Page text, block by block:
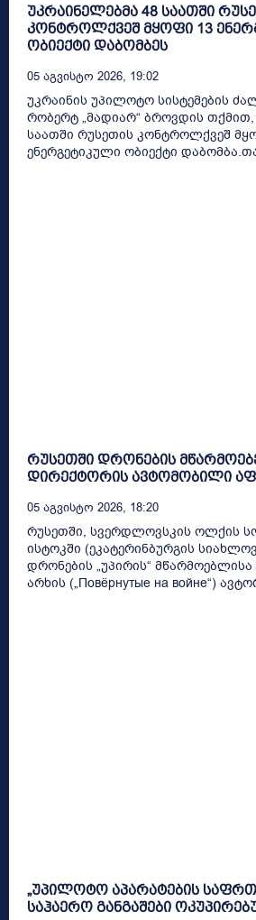
უკრაინელებმა 48 საათში
კონტროლქვეშ მყოფი 13
ობიექტი დაბომბეს
05 Აგვისტო 2026, 19:02
უკრაინის უპილოტო სისტემების
რობერტ „მადიარ“ ბროვდის თქმით,
საათში რუსეთის კონტროლქვეშ
ენერგეტიკული ობიექტი
რუსეთში დრონების
დირექტორის ავტომობილი
05 Აგვისტო 2026, 18:20
რუსეთში, სვერდლოვსკის ოლქის
ისტოკში (ეკატერინბურგის
დრონების „უპირის“
არხის („Повёрнутые на войне“)
„უპილოტო აპარატების
საჰაერო განგაშები